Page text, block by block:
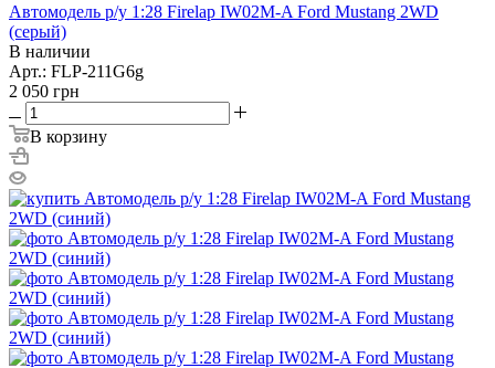
Автомодель р/у 1:28 Firelap IW02M-A Ford Mustang 2WD
(серый)
В наличии
Арт.: FLP-211G6g
2 050 грн
В корзину